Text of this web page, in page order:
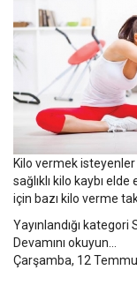
Kilo vermek
sağlıklı kilo kaybı
için bazı kilo verme
Yayınlandığı kategori
Devamını okuyun...
Çarşamba, 12